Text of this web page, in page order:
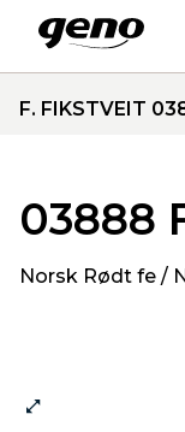
F. FIKSTVEIT
03888
Norsk Rødt fe /